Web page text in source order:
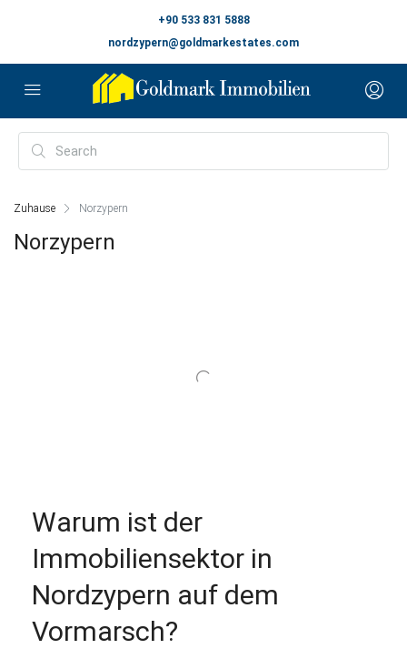
+90 533 831 5888
nordzypern@goldmarkestates.com
Zuhause Norzypern
Norzypern
Warum ist der
Immobiliensektor in
Nordzypern auf dem
Vormarsch?